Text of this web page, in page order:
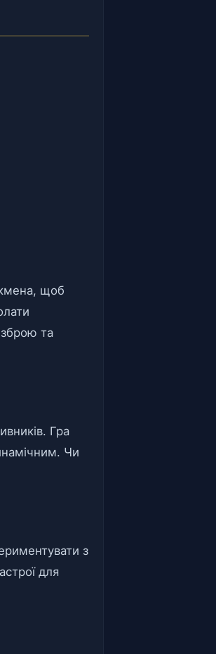
щоб
та
Гра
Чи
з
для